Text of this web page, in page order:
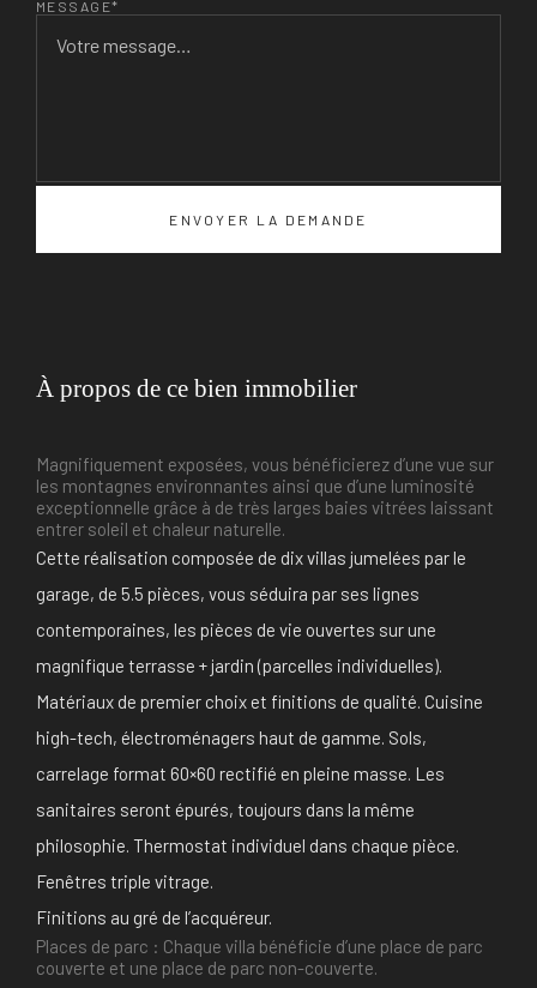
MESSAGE*
À propos de ce bien immobilier
Magnifiquement exposées, vous bénéficierez d’une vue sur
les montagnes environnantes ainsi que d’une luminosité
exceptionnelle grâce à de très larges baies vitrées laissant
entrer soleil et chaleur naturelle.
Cette réalisation composée de dix villas jumelées par le
garage, de 5.5 pièces, vous séduira par ses lignes
contemporaines, les pièces de vie ouvertes sur une
magnifique terrasse + jardin (parcelles individuelles).
Matériaux de premier choix et finitions de qualité. Cuisine
high-tech, électroménagers haut de gamme. Sols,
carrelage format 60×60 rectifié en pleine masse. Les
sanitaires seront épurés, toujours dans la même
philosophie. Thermostat individuel dans chaque pièce.
Fenêtres triple vitrage.
Finitions au gré de l’acquéreur.
Places de parc : Chaque villa bénéficie d’une place de parc
couverte et une place de parc non-couverte.